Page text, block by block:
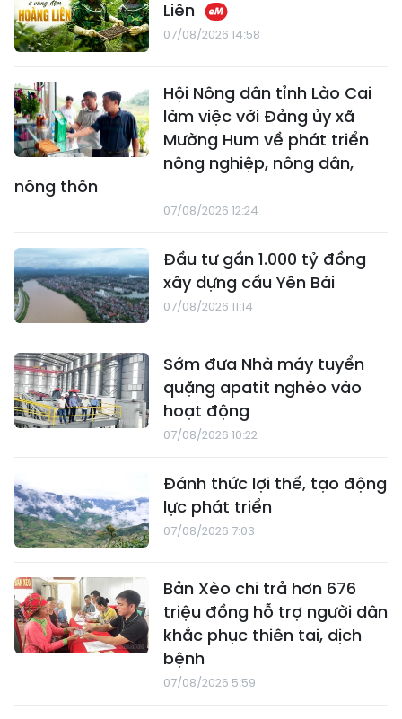
Liên
07/08/2026 14:58
Hội Nông dân tỉnh Lào Cai
làm việc với Đảng ủy xã
Mường Hum về phát triển
nông nghiệp, nông dân,
nông thôn
07/08/2026 12:24
Đầu tư gần 1.000 tỷ đồng
xây dựng cầu Yên Bái
07/08/2026 11:14
Sớm đưa Nhà máy tuyển
quặng apatit nghèo vào
hoạt động
07/08/2026 10:22
Đánh thức lợi thế, tạo động
lực phát triển
07/08/2026 7:03
Bản Xèo chi trả hơn 676
triệu đồng hỗ trợ người dân
khắc phục thiên tai, dịch
bệnh
07/08/2026 5:59